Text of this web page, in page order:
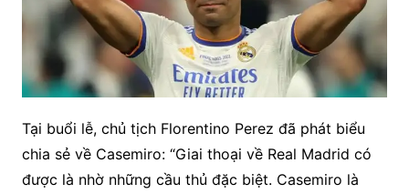
Tại buổi lễ, chủ tịch Florentino Perez đã phát biểu
chia sẻ về Casemiro: “Giai thoại về Real Madrid có
được là nhờ những cầu thủ đặc biệt. Casemiro là